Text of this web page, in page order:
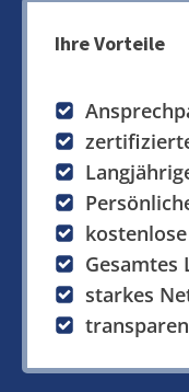
Ihre Vorteile
Gesamtes
starkes